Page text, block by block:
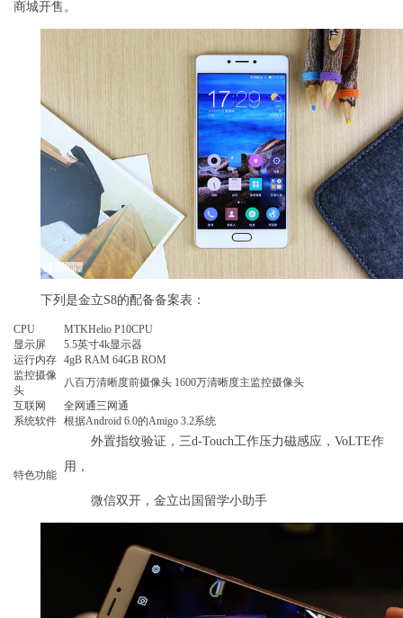
商城开售。
下列是金立S8的配备备案表：
CPU
MTKHelio P10CPU
显示屏
5.5英寸4k显示器
运行内存 4gB RAM 64GB ROM
监控摄像
头
八百万清晰度前摄像头 1600万清晰度主监控摄像头
互联网
全网通三网通
系统软件 根据Android 6.0的Amigo 3.2系统
特色功能
外置指纹验证，三d-Touch工作压力磁感应，VoLTE作
用，
微信双开，金立出国留学小助手